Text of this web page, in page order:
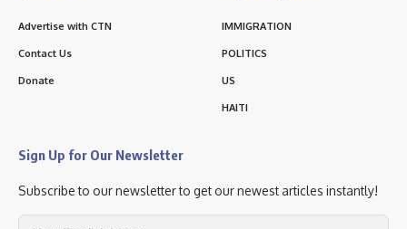
Advertise with CTN
Contact Us
Donate
IMMIGRATION
POLITICS
US
HAITI
Sign Up for Our Newsletter
Subscribe to our newsletter to get our newest articles instantly!